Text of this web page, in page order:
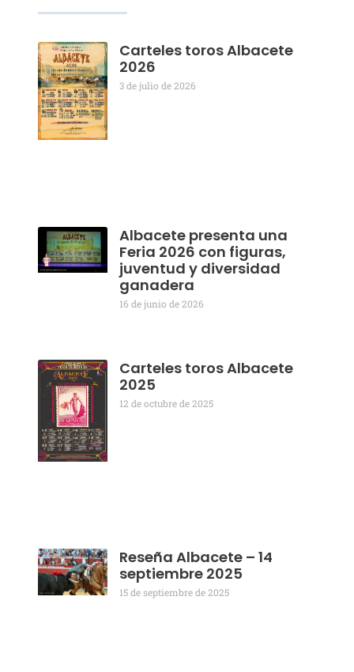
Carteles toros Albacete
2026
3 de julio de 2026
Albacete presenta una
Feria 2026 con figuras,
juventud y diversidad
ganadera
16 de junio de 2026
Carteles toros Albacete
2025
12 de octubre de 2025
Reseña Albacete – 14
septiembre 2025
15 de septiembre de 2025